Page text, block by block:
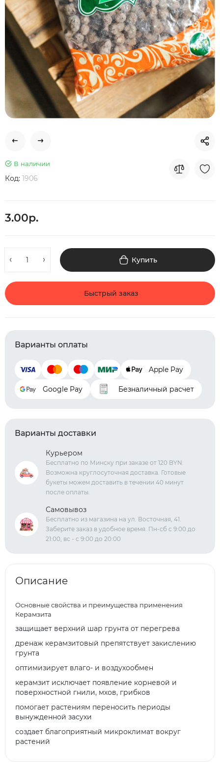
В наличии
Код: 1906
3.00р.
Купить
Быстрый заказ
Варианты оплаты
Apple Pay
Google Pay Безналичный расчет
Варианты доставки
Курьером
Бесплатно по Минску при заказе от 120 BYN.
Возможна круглосуточная доставка. Готовые
букеты можем доставить в течении 40 минут
после оплаты.
Самовывоз
Бесплатно из магазина на ул. Восточная, 41.
Заберите заказ в удобное время. Пн-сб с 9:00 до
21:00, вс - с 9:00 до 20:00
Описание
Основные свойства и преимущества применения
Керамзита
защищает верхний шар грунта от перегрева
дренаж керамзитовый препятствует закислению
грунта
оптимизирует влаго- и воздухообмен
керамзит исключает появление корневой и
поверхностной гнили, мхов, грибков
помогает растениям переносить периоды
вынужденной засухи
создает благоприятный микроклимат вокруг
растений